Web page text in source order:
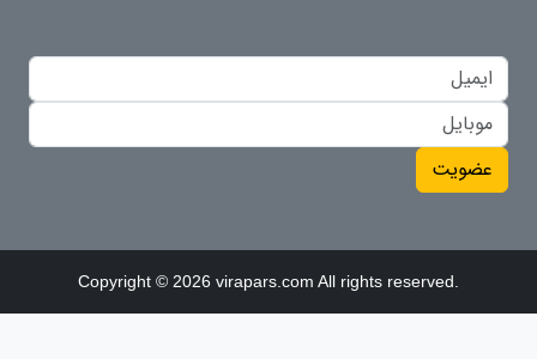
عضویت
Copyright © 2026 virapars.com All rights reserved.